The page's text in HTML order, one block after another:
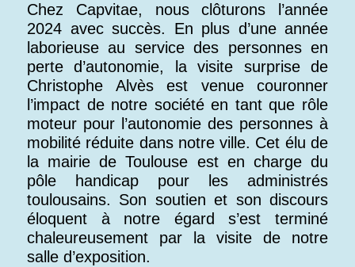
Chez Capvitae, nous clôturons l’année
2024 avec succès. En plus d’une année
laborieuse au service des personnes en
perte d’autonomie, la visite surprise de
Christophe Alvès est venue couronner
l’impact de notre société en tant que rôle
moteur pour l’autonomie des personnes à
mobilité réduite dans notre ville. Cet élu de
la mairie de Toulouse est en charge du
pôle handicap pour les administrés
toulousains. Son soutien et son discours
éloquent à notre égard s’est terminé
chaleureusement par la visite de notre
salle d’exposition.